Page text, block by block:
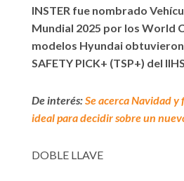
INSTER fue nombrado
Mundial 2025 por los World
modelos Hyundai
SAFETY PICK+ (TSP+) del IIHS
De interés:Se acerca Navidad
ideal para decidir sobre un
DOBLE LLAVE